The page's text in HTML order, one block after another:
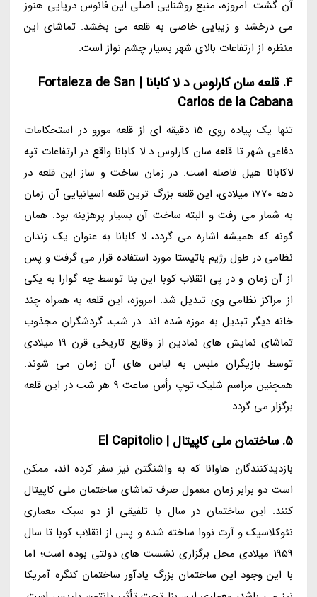
آن گشت. امروزه، منبع روشنایی اصلی این فانوس دریایی هنوز
می درخشد و زیبایی خاصی به قلعه می بخشد. تماشای این
منظره از ارتفاعات بالای شهر بسیار چشم نواز است.
4. قلعه سان کارلوس د لا کابانا | Fortaleza de San
Carlos de la Cabana
تنها یک پیاده روی 15 دقیقه ای از قلعه مورو در استحکامات
دفاعی شهر تا قلعه سان کارلوس د لا کابانا واقع در ارتفاعات تپه
لاکابانا هیل فاصله است. در زمان ساخت و ساز این قلعه در
دهه 1770 میلادی، این قلعه بزرگ ترین قلعه اسپانیایی آن زمان
به شمار می رفت و البته ساخت آن بسیار پرهزینه بود. همان
گونه که همیشه اشاره می گردد، لا کابانا به عنوان یک زندان
نظامی در طول رژیم باتیستا مورد استفاده قرار می گرفت و پس
از آن زمان و در پی انقلاب کوبا این بنا توسط چه گوارا به یکی
از مراکز نظامی وی تبدیل شد. امروزه، این قلعه به همراه چند
خانه دیگر تبدیل به موزه شده اند. در شب، گردشگران مجذوب
تماشای نمایش های نمادین از وقایع تاریخی قرن 19 میلادی
توسط بازیگران ملبس به لباس های آن زمان می شوند.
همچنین مراسم شلیک توپ رأس ساعت 9 هر شب در این قلعه
برگزار می گردد.
5. ساختمان ملی کاپیتال | El Capitolio
بازدیدکنندگان هاوانا که به واشنگتن نیز سفر کرده اند، ممکن
است دو برابر زمان معمول صرف تماشای ساختمان ملی کاپیتال
کنند. این ساختمان در سال با تلفیقی از دو سبک معماری
نئوکلاسیک و آرت نووا ساخته شده و پس از انقلاب کوبا تا سال
1959 میلادی محل برگزاری نشست های دولتی بوده است؛ اما
با این وجود این ساختمان بزرگ یادآور ساختمان کنگره آمریکا